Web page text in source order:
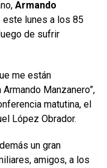
Armando
este lunes a los 85
de sufrir
me están
Manzanero”,
matutina, el
López Obrador.
un gran
amigos, a los